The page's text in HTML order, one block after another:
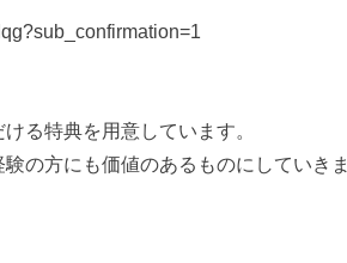
る特典を用意しています。
の方にも価値のあるものにしていきま